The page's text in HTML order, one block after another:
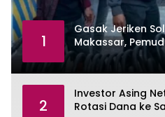
1
Gasak Jeriken
Makassar,
2
Investor Asing
Rotasi Dana ke